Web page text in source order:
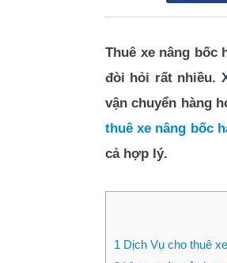
Thuê xe nâng bốc
đòi hỏi rất nhiều.
vận chuyển hàng
thuê xe nâng bốc
cả hợp lý.
1 Dịch Vụ cho thuê